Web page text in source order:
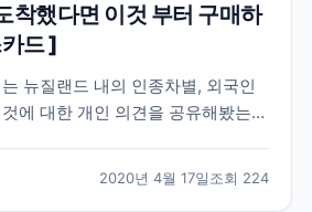
착했다면 이것 부터 구매하
드 ]
뉴질랜드 내의 인종차별, 외국인
에 대한 개인 의견을 공유해봤는데
입 ] 장기간 해외로 떠나시는 분들은
2020년 4월 17일조회 224